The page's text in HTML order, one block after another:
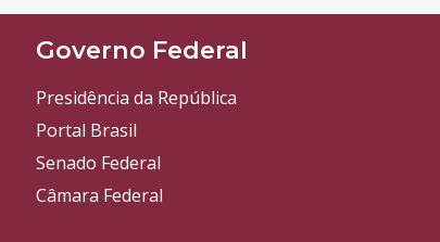
Governo Federal
Presidência da República
Portal Brasil
Senado Federal
Câmara Federal